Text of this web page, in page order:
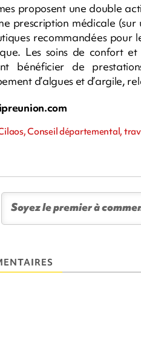
proposent une double
prescription médicale
recommandées pour
Les soins de confort
bénéficier de
d’algues et d’argile,
Conseil départemental,